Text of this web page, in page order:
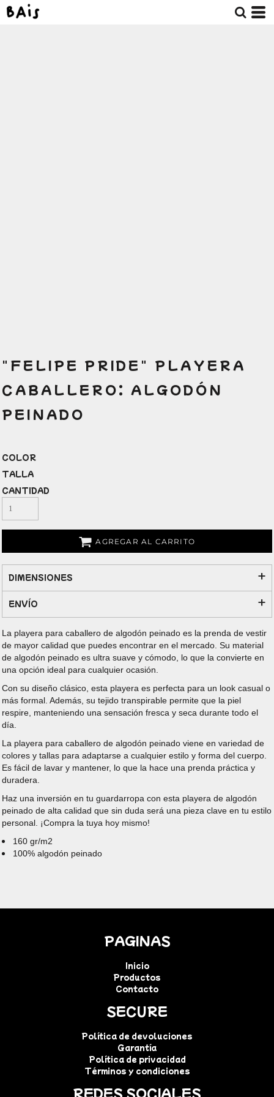
"FELIPE PRIDE" PLAYERA
CABALLERO: ALGODÓN
PEINADO
COLOR
TALLA
CANTIDAD
AGREGAR AL CARRITO
DIMENSIONES
ENVÍO
La playera para caballero de algodón peinado es la prenda de vestir
de mayor calidad que puedes encontrar en el mercado. Su material
de algodón peinado es ultra suave y cómodo, lo que la convierte en
una opción ideal para cualquier ocasión.
Con su diseño clásico, esta playera es perfecta para un look casual o
más formal. Además, su tejido transpirable permite que la piel
respire, manteniendo una sensación fresca y seca durante todo el
día.
La playera para caballero de algodón peinado viene en variedad de
colores y tallas para adaptarse a cualquier estilo y forma del cuerpo.
Es fácil de lavar y mantener, lo que la hace una prenda práctica y
duradera.
Haz una inversión en tu guardarropa con esta playera de algodón
peinado de alta calidad que sin duda será una pieza clave en tu estilo
personal. ¡Compra la tuya hoy mismo!
160 gr/m2
100% algodón peinado
PAGINAS
Inicio
Productos
Contacto
SECURE
Política de devoluciones
Garantía
Política de privacidad
Términos y condiciones
REDES SOCIALES